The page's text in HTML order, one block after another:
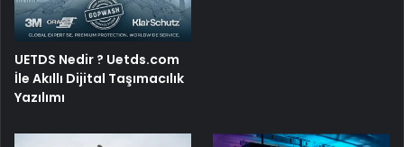
UETDS Nedir ? Uetds.com
İle Akıllı Dijital Taşımacılık
Yazılımı